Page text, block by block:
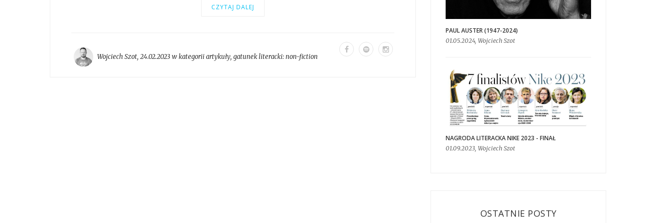
CZYTAJ DALEJ
Wojciech Szot, 24.02.2023 w kategoriiartykuły, gatunek literacki:non-fiction
PAUL AUSTER (1947-2024)
01.05.2024, Wojciech Szot
NAGRODA LITERACKA NIKE 2023 - FINAŁ
01.09.2023, Wojciech Szot
OSTATNIE POSTY